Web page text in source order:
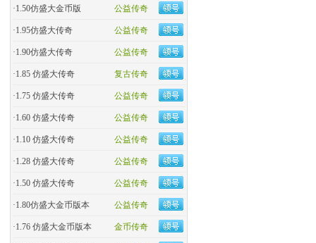
公益传奇
·1.50仿盛大金币版
公益传奇
·1.95仿盛大传奇
公益传奇
·1.90仿盛大传奇
复古传奇
·1.85 仿盛大传奇
公益传奇
·1.75 仿盛大传奇
公益传奇
·1.60 仿盛大传奇
公益传奇
·1.10 仿盛大传奇
公益传奇
·1.28 仿盛大传奇
公益传奇
·1.50 仿盛大传奇
公益传奇
·1.80仿盛大金币版本
金币传奇
·1.76 仿盛大金币版本